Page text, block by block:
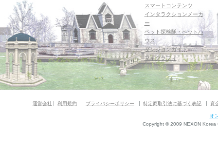
スマートコンテンツ
インタラクションメーカ
ー
ペット探検隊・ペットハ
ウス
ダンジョンガイド
マギグラフィ
運営会社 利用規約 プライバシーポリシー 特定商取引法に基づく表記 資
オ
Copyright © 2009 NEXON Korea